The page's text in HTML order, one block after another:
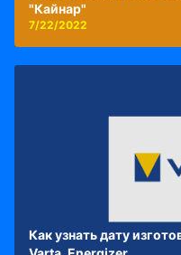
"Кайнар"
7/22/2022
Как узнать дату